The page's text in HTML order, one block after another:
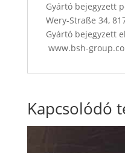
Gyártó
Wery-Straße 34,
Gyártó bejegyzett
www.bsh-
Kapcsolódó